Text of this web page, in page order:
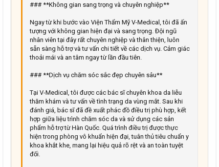
22
26
Times New Roman
Trebuchet MS
Verdana
### **Không gian sang trọng và chuyên nghiệp**
Ngay từ khi bước vào Viện Thẩm Mỹ V-Medical, tôi đã ấn
tượng với không gian hiện đại và sang trọng. Đội ngũ
nhân viên tại đây rất chuyên nghiệp và thân thiện, luôn
sẵn sàng hỗ trợ và tư vấn chi tiết về các dịch vụ. Cảm giác
thoải mái và an tâm ngay từ lần đầu tiên.
### **Dịch vụ chăm sóc sắc đẹp chuyên sâu**
Tại V-Medical, tôi được các bác sĩ chuyên khoa da liễu
thăm khám và tư vấn về tình trạng da vùng mắt. Sau khi
đánh giá, bác sĩ đã đề xuất phác đồ điều trị phù hợp, kết
hợp giữa liệu trình chăm sóc da và sử dụng các sản
phẩm hỗ trợ từ Hàn Quốc. Quá trình điều trị được thực
hiện trong phòng vô khuẩn hiện đại, tuân thủ tiêu chuẩn y
khoa khắt khe, mang lại hiệu quả rõ rệt và an toàn tuyệt
đối.